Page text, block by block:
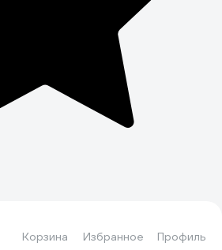
Корзина Избранное Профиль